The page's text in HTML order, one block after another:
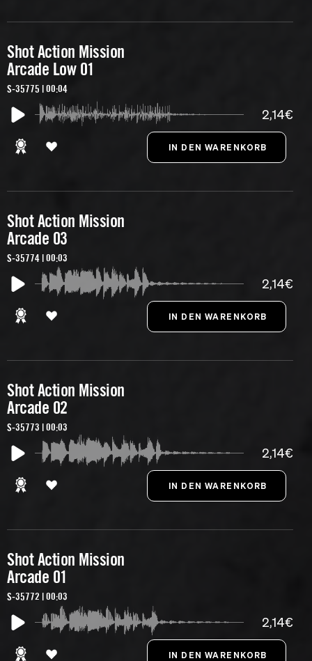
Shot Action Mission
Arcade Low 01
S-35775 | 00:04
2,14€
Shot Action Mission
Arcade 03
S-35774 | 00:03
2,14€
Shot Action Mission
Arcade 02
S-35773 | 00:03
2,14€
Shot Action Mission
Arcade 01
S-35772 | 00:03
2,14€